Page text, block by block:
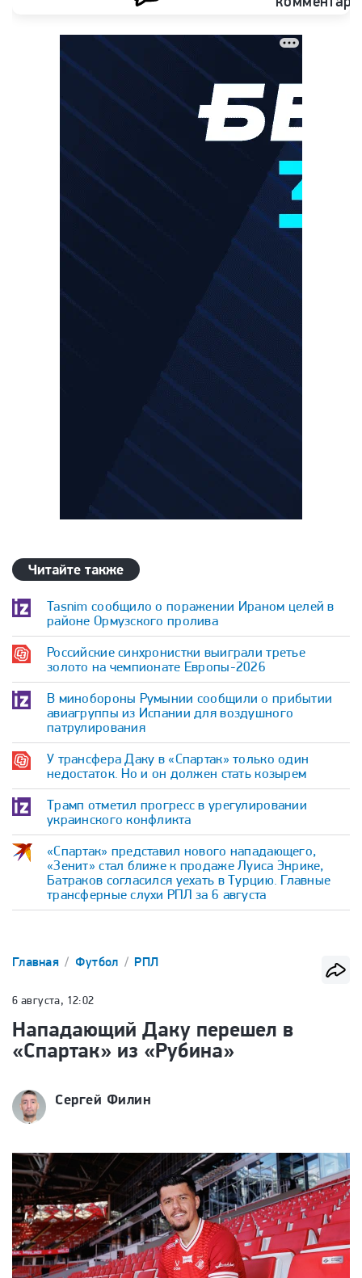
Читайте также
Tasnim сообщило о поражении Ираном целей в
районе Ормузского пролива
Российские синхронистки выиграли третье
золото на чемпионате Европы-2026
В минобороны Румынии сообщили о прибытии
авиагруппы из Испании для воздушного
патрулирования
У трансфера Даку в «Спартак» только один
недостаток. Но и он должен стать козырем
Трамп отметил прогресс в урегулировании
украинского конфликта
«Спартак» представил нового нападающего,
«Зенит» стал ближе к продаже Луиса Энрике,
Батраков согласился уехать в Турцию. Главные
трансферные слухи РПЛ за 6 августа
Главная Футбол РПЛ
6 августа, 12:02
Нападающий Даку перешел в
«Спартак» из «Рубина»
Сергей Филин